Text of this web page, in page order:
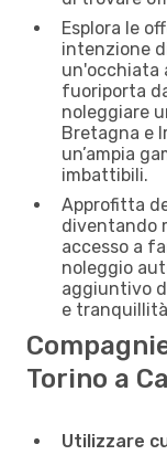
Esplora le
intenzione
un'occhiata
fuoriporta
noleggiare
Bretagna e
un’ampia
imbattibili.
Approfitta
diventando
accesso a
noleggio
aggiuntivo
e
Torino a
Utilizzare